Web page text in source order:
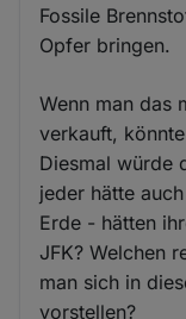
Fossile
Opfer bringen.
Wenn man das
verkauft,
Diesmal würde
jeder hätte
Erde - hätten
JFK? Welchen
man sich in
vorstellen?